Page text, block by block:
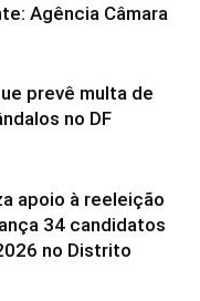
Agência Câmara
prevê multa de
no DF
apoio à reeleição
34 candidatos
no Distrito